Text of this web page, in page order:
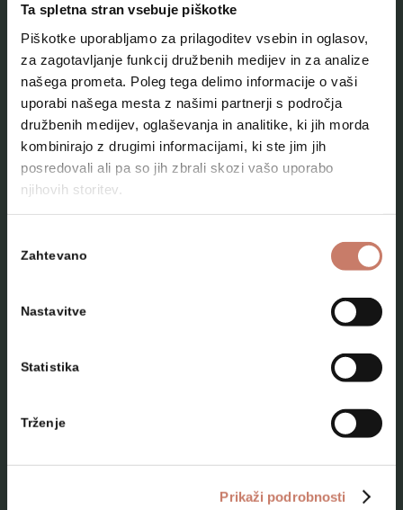
Ta spletna stran vsebuje piškotke
Piškotke uporabljamo za prilagoditev vsebin in oglasov,
za zagotavljanje funkcij družbenih medijev in za analize
našega prometa. Poleg tega delimo informacije o vaši
uporabi našega mesta z našimi partnerji s področja
družbenih medijev, oglaševanja in analitike, ki jih morda
kombinirajo z drugimi informacijami, ki ste jim jih
posredovali ali pa so jih zbrali skozi vašo uporabo
njihovih storitev.
soglasja
Zahtevano
Nastavitve
Statistika
Trženje
Prikaži podrobnosti
O muzeju
Naše zbirke
Aktualno
Kontakt